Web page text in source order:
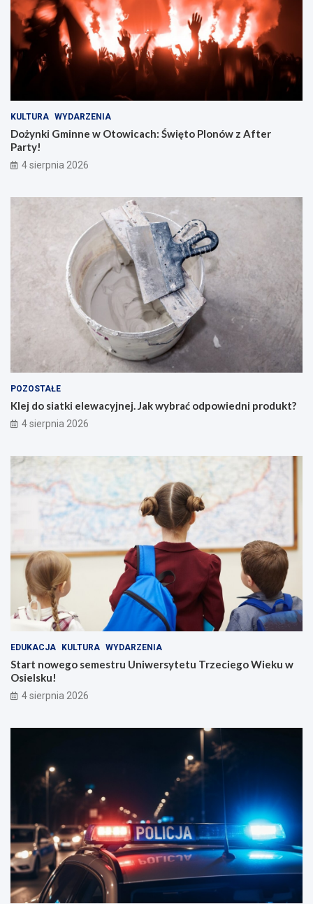
KULTURA WYDARZENIA
Dożynki Gminne w Otowicach: Święto Plonów z After
Party!
4 sierpnia 2026
POZOSTAŁE
Klej do siatki elewacyjnej. Jak wybrać odpowiedni produkt?
4 sierpnia 2026
EDUKACJA KULTURA WYDARZENIA
Start nowego semestru Uniwersytetu Trzeciego Wieku w
Osielsku!
4 sierpnia 2026